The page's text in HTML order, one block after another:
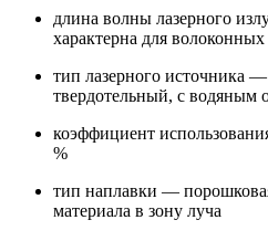
длина волны лазерного
характерна для
тип лазерного источника
твердотельный, с водяным
коэффициент
%
тип наплавки —
материала в зону луча